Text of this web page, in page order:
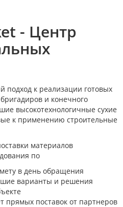
- Центр
к реализации готовых
и конечного
высокотехнологичные сухие
к применению строительные
материалов
по
в день обращения
варианты и решения
прямых поставок от партнеров